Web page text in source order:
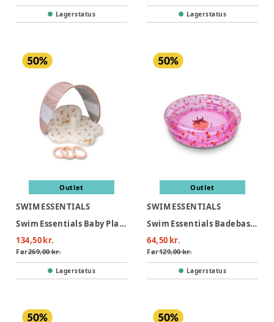
Lagerstatus Lagerstatus
Outlet
SWIM ESSENTIALS
Swim Essentials Baby Plaskestol Med Skygge - Mermaid Bubbles
134,50 kr.
Før269,00 kr.
Lagerstatus
Outlet
SWIM ESSENTIALS
Swim Essentials Badebassin 60 cm - Strawberry Fields
64,50 kr.
Før129,00 kr.
Lagerstatus